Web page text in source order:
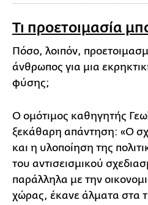
Τι προετοιμασία
Πόσο, λοιπόν,
άνθρωπος για μια
φύσης;
Ο ομότιμος καθηγητής
ξεκάθαρη απάντηση: «Ο
και η υλοποίηση της
του αντισεισμικού
παράλληλα με την
χώρας, έκανε άλματα στα